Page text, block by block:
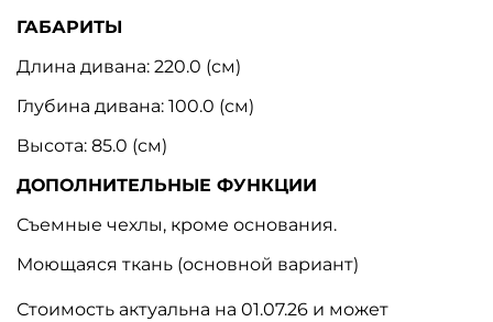
ГАБАРИТЫ
Длина дивана: 220.0 (см)
Глубина дивана: 100.0 (см)
Высота: 85.0 (см)
ДОПОЛНИТЕЛЬНЫЕ ФУНКЦИИ
Съемные чехлы, кроме основания.
Моющаяся ткань (основной вариант)
Стоимость актуальна на 01.07.26 и может